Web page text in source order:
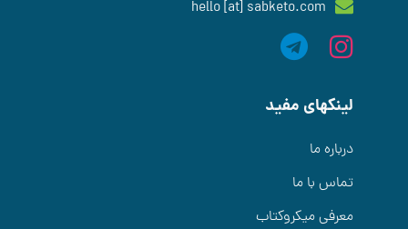
hello [at] sabketo.com
لینکهای مفید
درباره ما
تماس با ما
معرفی میکروکتاب